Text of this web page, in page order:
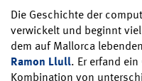
Die Geschichte der
verwickelt und beginnt
dem auf Mallorca
Ramon Llull. Er erfand
Kombination von